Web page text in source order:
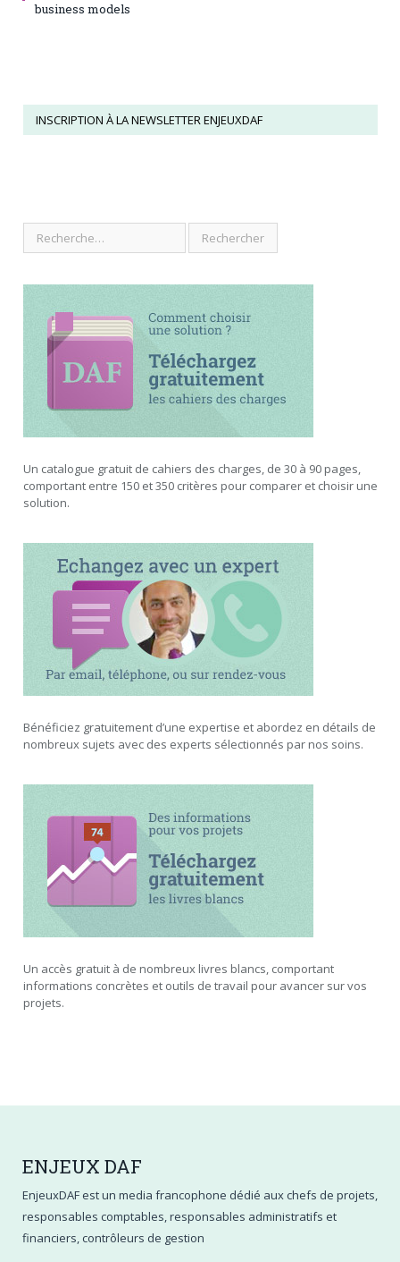
business models
INSCRIPTION À LA NEWSLETTER ENJEUXDAF
Un catalogue gratuit de cahiers des charges, de 30 à 90 pages,
comportant entre 150 et 350 critères pour comparer et choisir une
solution.
Bénéficiez gratuitement d’une expertise et abordez en détails de
nombreux sujets avec des experts sélectionnés par nos soins.
Un accès gratuit à de nombreux livres blancs, comportant
informations concrètes et outils de travail pour avancer sur vos
projets.
ENJEUX DAF
EnjeuxDAF est un media francophone dédié aux chefs de projets,
responsables comptables, responsables administratifs et
financiers, contrôleurs de gestion